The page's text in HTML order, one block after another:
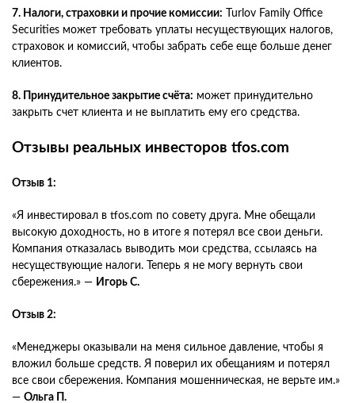
7. Налоги, страховки и прочие комиссии: Turlov Family Office
Securities может требовать уплаты несуществующих налогов,
страховок и комиссий, чтобы забрать себе еще больше денег
клиентов.
8. Принудительное закрытие счёта: может принудительно
закрыть счет клиента и не выплатить ему его средства.
Отзывы реальных инвесторов tfos.com
Отзыв 1:
«Я инвестировал в tfos.com по совету друга. Мне обещали
высокую доходность, но в итоге я потерял все свои деньги.
Компания отказалась выводить мои средства, ссылаясь на
несуществующие налоги. Теперь я не могу вернуть свои
сбережения.» — Игорь С.
Отзыв 2:
«Менеджеры оказывали на меня сильное давление, чтобы я
вложил больше средств. Я поверил их обещаниям и потерял
все свои сбережения. Компания мошенническая, не верьте им.»
— Ольга П.